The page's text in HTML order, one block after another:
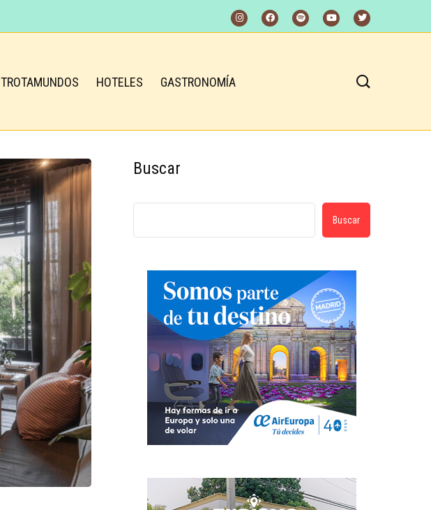
TROTAMUNDOS HOTELES GASTRONOMÍA
Buscar
Buscar